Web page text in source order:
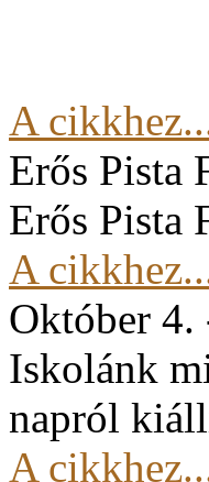
A
Erős Pista
Erős Pista
A
Október
Iskolánk
napról
A